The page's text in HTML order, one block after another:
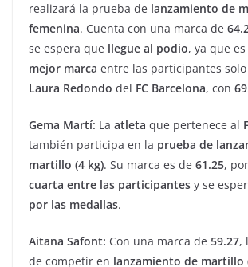
realizará la prueba de lanzamiento de
femenina. Cuenta con una marca de
se espera que llegue al podio, ya que es
mejor marca entre las participantes
Laura Redondo del FC Barcelona, con
Gema Martí: La atleta que pertenece al
también participa en la prueba de
martillo (4 kg). Su marca es de 61.25,
cuarta entre las participantes y se
por las medallas.
Aitana Safont: Con una marca de 59.27,
de competir en lanzamiento de martillo